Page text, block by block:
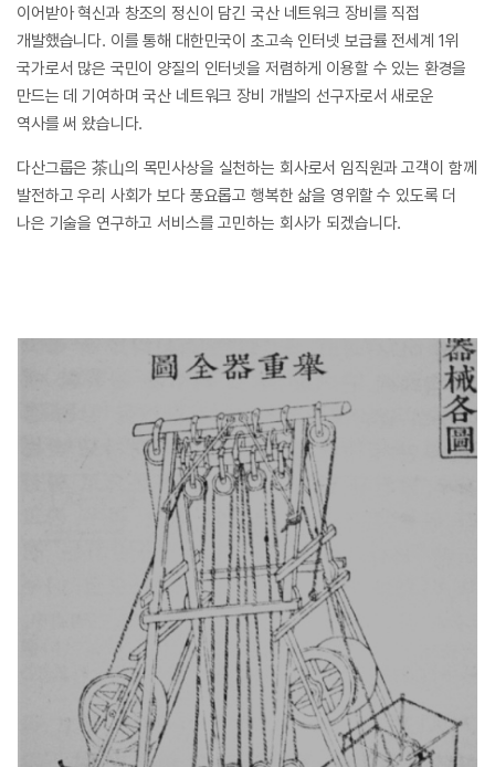
이어받아혁신과 창조의 정신이 담긴 국산 네트워크 장비를 직접
개발했습니다. 이를 통해 대한민국이 초고속 인터넷 보급률 전세계 1위
국가로서 많은 국민이 양질의 인터넷을 저렴하게 이용할 수 있는 환경을
만드는 데 기여하며국산 네트워크 장비 개발의 선구자로서 새로운
역사를 써 왔습니다.
다산그룹은 茶山의 목민사상을 실천하는 회사로서 임직원과 고객이 함께
발전하고 우리 사회가 보다 풍요롭고 행복한 삶을 영위할 수 있도록 더
나은 기술을 연구하고 서비스를 고민하는 회사가 되겠습니다.